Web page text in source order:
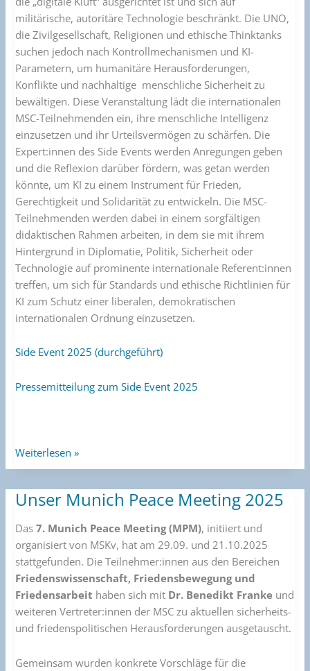
militärische, autoritäre Technologie beschränkt. Die UNO,
die Zivilgesellschaft, Religionen und ethische Thinktanks
suchen jedoch nach Kontrollmechanismen und KI-
Parametern, um humanitäre Herausforderungen,
Konflikte und nachhaltige menschliche Sicherheit zu
bewältigen. Diese Veranstaltung lädt die internationalen
MSC-Teilnehmenden ein, ihre menschliche Intelligenz
einzusetzen und ihr Urteilsvermögen zu schärfen. Die
Expert:innen des Side Events werden Anregungen geben
und die Reflexion darüber fördern, was getan werden
könnte, um KI zu einem Instrument für Frieden,
Gerechtigkeit und Solidarität zu entwickeln. Die MSC-
Teilnehmenden werden dabei in einem sorgfältigen
didaktischen Rahmen arbeiten, in dem sie mit ihrem
Hintergrund in Diplomatie, Politik, Sicherheit oder
Technologie auf prominente internationale Referent:innen
treffen, um sich für Standards und ethische Richtlinien für
KI zum Schutz einer liberalen, demokratischen
internationalen Ordnung einzusetzen.
Side Event 2025 (durchgeführt)
Pressemitteilung zum Side Event 2025
Weiterlesen »
Unser Munich Peace Meeting 2025
Das7. Munich Peace Meeting (MPM), initiiert und
organisiert von MSKv, hat am 29.09. und 21.10.2025
stattgefunden. Die Teilnehmer:innen aus den Bereichen
Friedenswissenschaft, Friedensbewegung und
Friedensarbeit haben sich mit Dr. Benedikt Franke und
weiteren Vertreter:innen der MSC zu aktuellen sicherheits-
und friedenspolitischen Herausforderungen ausgetauscht.
Gemeinsam wurden konkrete Vorschläge für die
Unser
Peace
Meeting
2025